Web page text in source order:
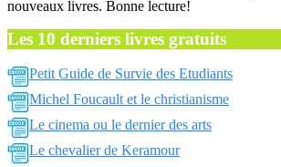
nouveaux livres. Bonne lecture!
Les 10 derniers livres gratuits
Petit Guide de Survie des Etudiants
Michel Foucault et le christianisme
Le cinema ou le dernier des arts
Le chevalier de Keramour